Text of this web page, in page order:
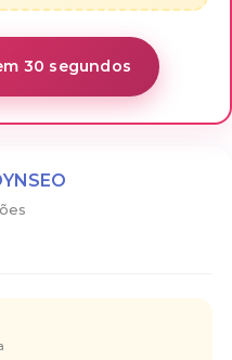
30 segundos